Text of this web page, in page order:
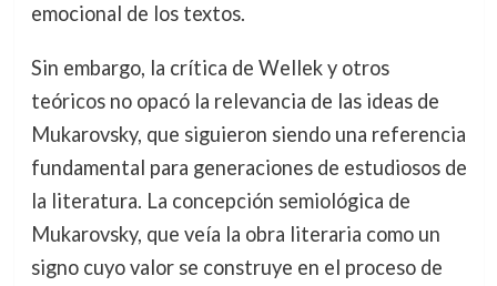
emocional de los textos.
Sin embargo, la crítica de Wellek y otros
teóricos no opacó la relevancia de las ideas de
Mukarovsky, que siguieron siendo una referencia
fundamental para generaciones de estudiosos de
la literatura. La concepción semiológica de
Mukarovsky, que veía la obra literaria como un
signo cuyo valor se construye en el proceso de